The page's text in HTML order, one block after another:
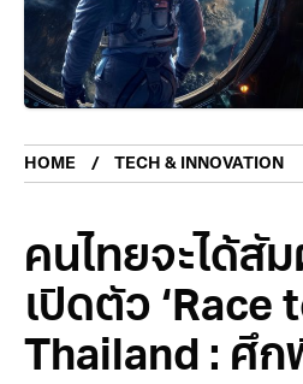
HOME TECH & INNOVATION
คนไทยจะได้สั
เปิดตัว ‘Race
Thailand : ศึ